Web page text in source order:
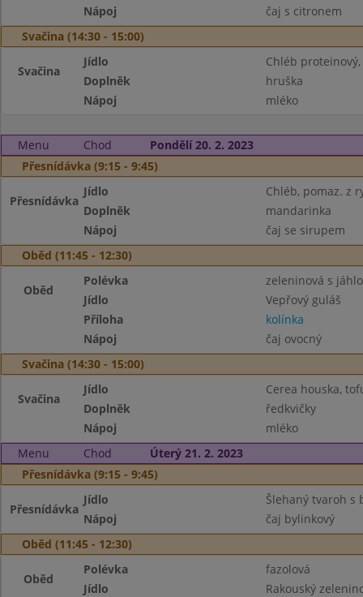
Nápoj
čaj s citronem
Svačina (14:30 - 15:00)
Svačina
Jídlo
Chléb
Doplněk
hruška
Nápoj
mléko
Menu Chod
Pondělí 20. 2. 2023
Přesnídávka (9:15 - 9:45)
Přesnídávka
Jídlo
Chléb, pomaz. z
Doplněk
mandarinka
Nápoj
čaj se sirupem
Oběd (11:45 - 12:30)
Oběd
Polévka
zeleninová s
Jídlo
Vepřový guláš
Příloha
kolínka
Nápoj
čaj ovocný
Svačina (14:30 - 15:00)
Svačina
Jídlo
Cerea houska,
Doplněk
ředkvičky
Nápoj
mléko
Menu
Chod
Úterý 21. 2. 2023
Přesnídávka (9:15 - 9:45)
Přesnídávka
Jídlo
Šlehaný tvaroh s
Nápoj
čaj bylinkový
Oběd (11:45 - 12:30)
Oběd
Polévka
fazolová
Jídlo
Rakouský